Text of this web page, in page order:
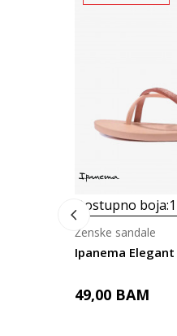
Dostupno boja:1
Ipanema Elegant
Ženske sandale
49,00 BAM